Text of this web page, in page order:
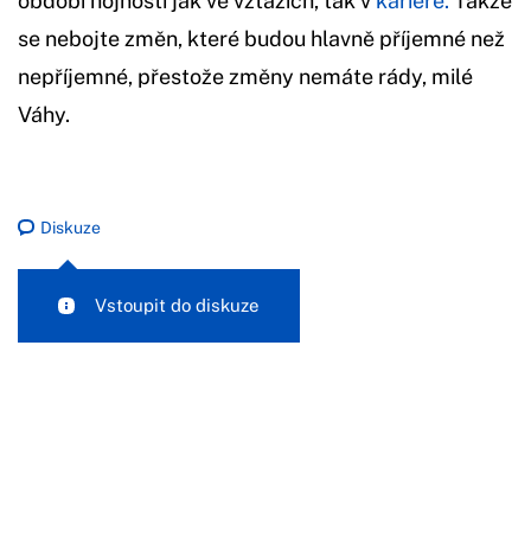
se nebojte změn, které budou hlavně příjemné než
nepříjemné, přestože změny nemáte rády, milé
Váhy.
Diskuze
Vstoupit do diskuze